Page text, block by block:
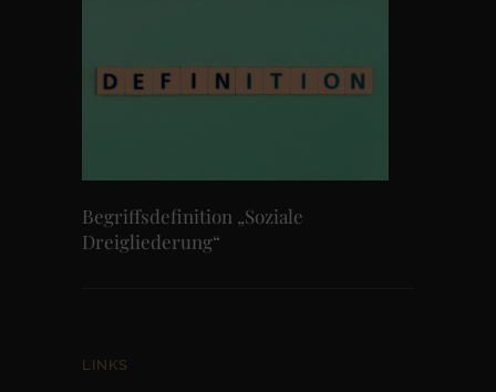
Begriffsdefinition „Soziale
Dreigliederung“
LINKS